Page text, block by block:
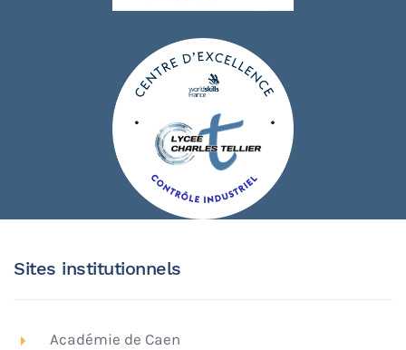
Sites institutionnels
Académie de Caen